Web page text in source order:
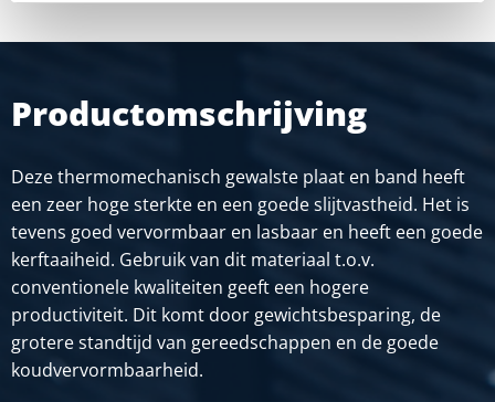
Productomschrijving
Deze thermomechanisch gewalste plaat en band heeft
een zeer hoge sterkte en een goede slijtvastheid. Het is
tevens goed vervormbaar en lasbaar en heeft een goede
kerftaaiheid. Gebruik van dit materiaal t.o.v.
conventionele kwaliteiten geeft een hogere
productiviteit. Dit komt door gewichtsbesparing, de
grotere standtijd van gereedschappen en de goede
koudvervormbaarheid.